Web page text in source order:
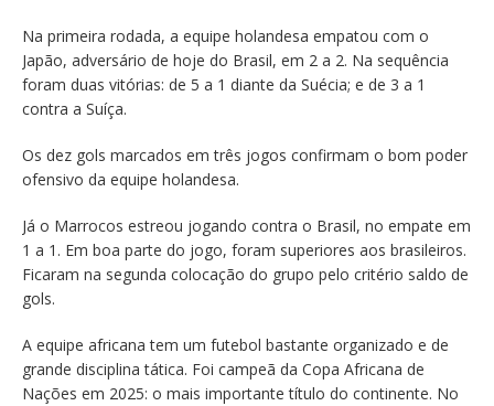
Na primeira rodada, a equipe holandesa empatou com o
Japão, adversário de hoje do Brasil, em 2 a 2. Na sequência
foram duas vitórias: de 5 a 1 diante da Suécia; e de 3 a 1
contra a Suíça.
Os dez gols marcados em três jogos confirmam o bom poder
ofensivo da equipe holandesa.
Já o Marrocos estreou jogando contra o Brasil, no empate em
1 a 1. Em boa parte do jogo, foram superiores aos brasileiros.
Ficaram na segunda colocação do grupo pelo critério saldo de
gols.
A equipe africana tem um futebol bastante organizado e de
grande disciplina tática. Foi campeã da Copa Africana de
Nações em 2025: o mais importante título do continente. No